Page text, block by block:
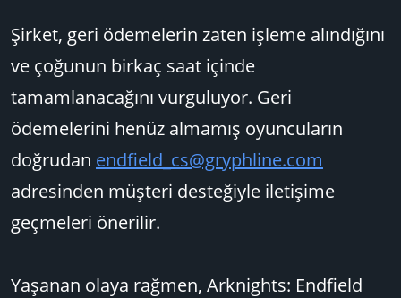
Şirket, geri ödemelerin zaten işleme alındığını
ve çoğunun birkaç saat içinde
tamamlanacağını vurguluyor. Geri
ödemelerini henüz almamış oyuncuların
doğrudan endfield_cs@gryphline.com
adresinden müşteri desteğiyle iletişime
geçmeleri önerilir.
Yaşanan olaya rağmen, Arknights: Endfield